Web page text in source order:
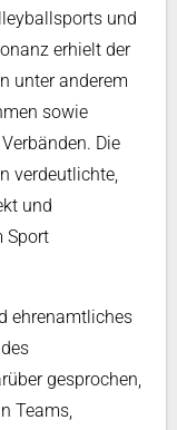
und
erhielt der
unter anderem
sowie
Die
verdeutlichte,
und
Sport
ehrenamtliches
gesprochen,
Teams,